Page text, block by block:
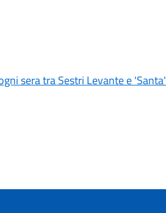
sera tra Sestri Levante e 'Santa'